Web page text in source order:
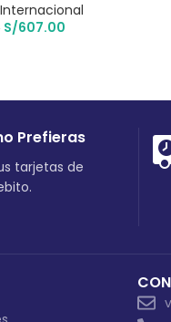
Internacional
S/607.00
Prefieras
tarjetas de